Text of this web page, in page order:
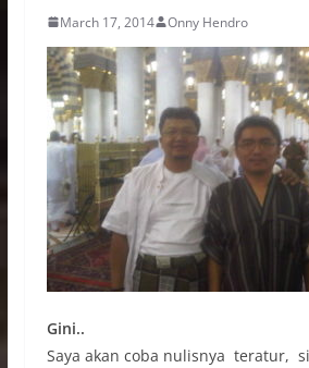
March 17, 2014 Onny Hendro
Gini..
Saya akan coba nulisnya teratur,